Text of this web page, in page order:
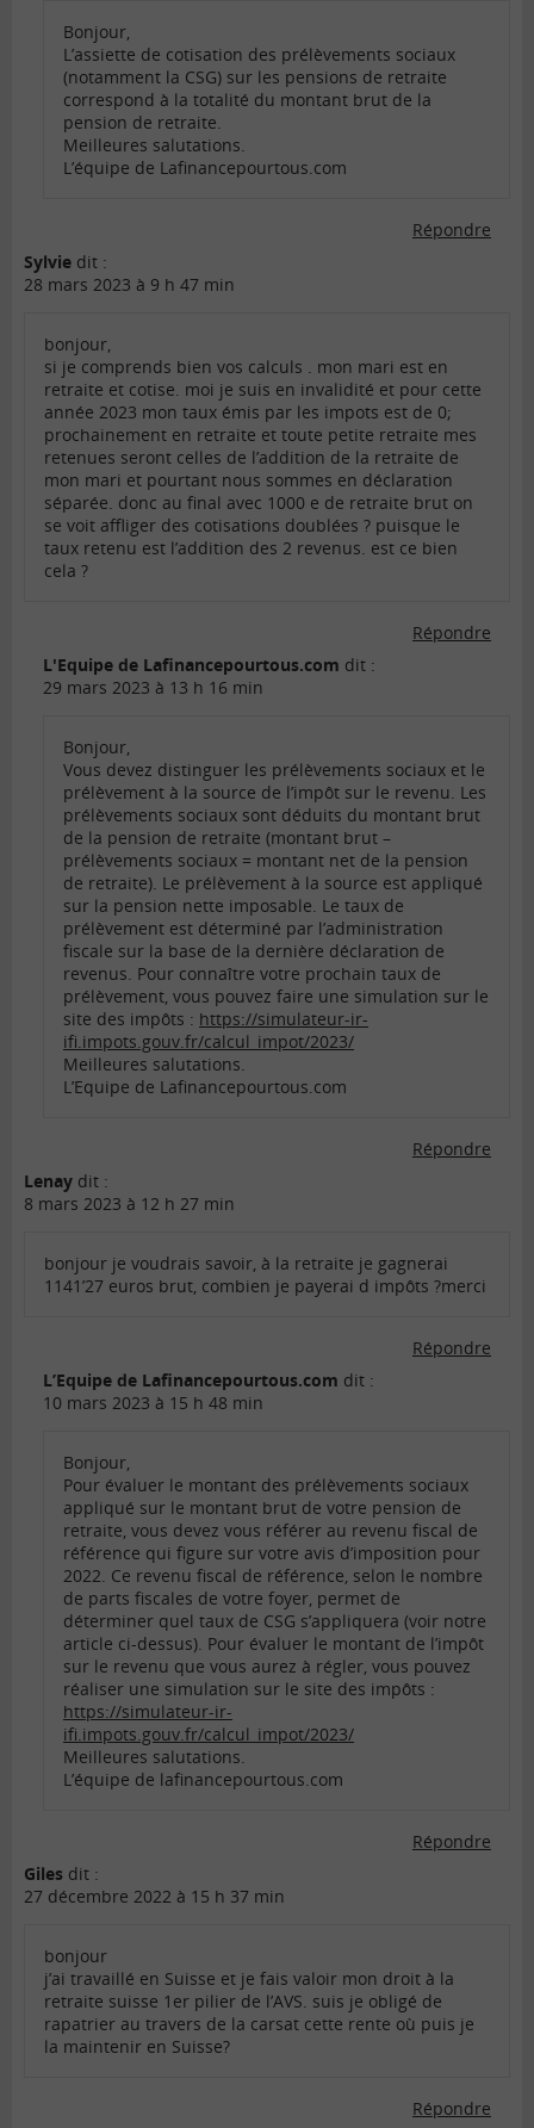
Bonjour,
L’assiette de cotisation des prélèvements sociaux
(notamment la CSG) sur les pensions de retraite
correspond à la totalité du montant brut de la
pension de retraite.
Meilleures salutations.
L’équipe de Lafinancepourtous.com
Répondre
Sylvie dit :
28 mars 2023 à 9 h 47 min
bonjour,
si je comprends bien vos calculs . mon mari est en
retraite et cotise. moi je suis en invalidité et pour cette
année 2023 mon taux émis par les impots est de 0;
prochainement en retraite et toute petite retraite mes
retenues seront celles de l’addition de la retraite de
mon mari et pourtant nous sommes en déclaration
séparée. donc au final avec 1000 e de retraite brut on
se voit affliger des cotisations doublées ? puisque le
taux retenu est l’addition des 2 revenus. est ce bien
cela ?
Répondre
L'Equipe de Lafinancepourtous.com dit :
29 mars 2023 à 13 h 16 min
Bonjour,
Vous devez distinguer les prélèvements sociaux et le
prélèvement à la source de l’impôt sur le revenu. Les
prélèvements sociaux sont déduits du montant brut
de la pension de retraite (montant brut –
prélèvements sociaux = montant net de la pension
de retraite). Le prélèvement à la source est appliqué
sur la pension nette imposable. Le taux de
prélèvement est déterminé par l’administration
fiscale sur la base de la dernière déclaration de
revenus. Pour connaître votre prochain taux de
prélèvement, vous pouvez faire une simulation sur le
site des impôts : https://simulateur-ir-
ifi.impots.gouv.fr/calcul_impot/2023/
Meilleures salutations.
L’Equipe de Lafinancepourtous.com
Répondre
Lenay dit :
8 mars 2023 à 12 h 27 min
bonjour je voudrais savoir, à la retraite je gagnerai
1141’27 euros brut, combien je payerai d impôts ?merci
Répondre
L’Equipe de Lafinancepourtous.com dit :
10 mars 2023 à 15 h 48 min
Bonjour,
Pour évaluer le montant des prélèvements sociaux
appliqué sur le montant brut de votre pension de
retraite, vous devez vous référer au revenu fiscal de
référence qui figure sur votre avis d’imposition pour
2022. Ce revenu fiscal de référence, selon le nombre
de parts fiscales de votre foyer, permet de
déterminer quel taux de CSG s’appliquera (voir notre
article ci-dessus). Pour évaluer le montant de l’impôt
sur le revenu que vous aurez à régler, vous pouvez
réaliser une simulation sur le site des impôts :
https://simulateur-ir-
ifi.impots.gouv.fr/calcul_impot/2023/
Meilleures salutations.
L’équipe de lafinancepourtous.com
Répondre
Giles dit :
27 décembre 2022 à 15 h 37 min
bonjour
j’ai travaillé en Suisse et je fais valoir mon droit à la
retraite suisse 1er pilier de l’AVS. suis je obligé de
rapatrier au travers de la carsat cette rente où puis je
la maintenir en Suisse?
Répondre